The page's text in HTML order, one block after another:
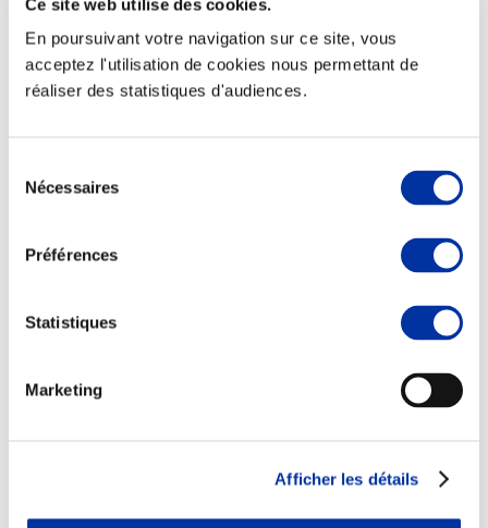
Ce site web utilise des cookies.
En poursuivant votre navigation sur ce site, vous
acceptez l'utilisation de cookies nous permettant de
réaliser des statistiques d'audiences.
Nécessaires
Préférences
Statistiques
Marketing
Afficher les détails
Bien-être, Protection et Santé des animaux